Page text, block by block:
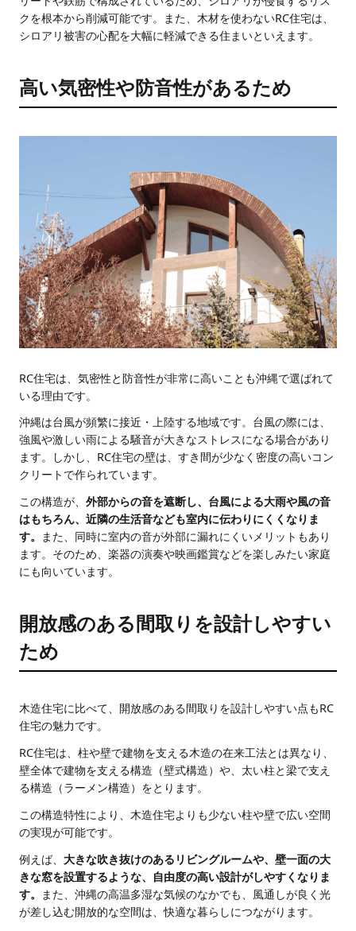
クを根本から削減可能です。また、木材を使わないRC住宅は、
シロアリ被害の心配を大幅に軽減できる住まいといえます。
高い気密性や防音性があるため
RC住宅は、気密性と防音性が非常に高いことも沖縄で選ばれて
いる理由です。
沖縄は台風が頻繁に接近・上陸する地域です。台風の際には、
強風や激しい雨による騒音が大きなストレスになる場合があり
ます。しかし、RC住宅の壁は、すき間が少なく密度の高いコン
クリートで作られています。
この構造が、 外部からの音を遮断し、台風による大雨や風の音
はもちろん、近隣の生活音なども室内に伝わりにくくなりま
す。 また、同時に室内の音が外部に漏れにくいメリットもあり
ます。そのため、楽器の演奏や映画鑑賞などを楽しみたい家庭
にも向いています。
開放感のある間取りを設計しやすい
ため
木造住宅に比べて、開放感のある間取りを設計しやすい点もRC
住宅の魅力です。
RC住宅は、柱や壁で建物を支える木造の在来工法とは異なり、
壁全体で建物を支える構造（壁式構造）や、太い柱と梁で支え
る構造（ラーメン構造）をとります。
この構造特性により、木造住宅よりも少ない柱や壁で広い空間
の実現が可能です。
例えば、 大きな吹き抜けのあるリビングルームや、壁一面の大
きな窓を設置するような、自由度の高い設計がしやすくなりま
す。 また、沖縄の高温多湿な気候のなかでも、風通しが良く光
が差し込む開放的な空間は、快適な暮らしにつながります。